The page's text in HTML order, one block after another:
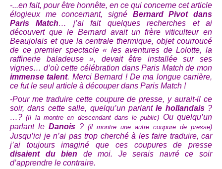
-...en fait, pour être honnête, en ce qui concerne cet article
élogieux me concernant, signé Bernard Pivot dans
Paris Match… j’ai fait quelques recherches et ai
découvert que le Bernard avait unfrère viticulteuren
Beaujolais et que la centrale thermique, objet courroucé
de ce premier spectacle « les aventures de Lolotte, la
raffinerie baladeuse », devait être installéesur ses
vignes… d’où cette célébration dans Paris Match de mon
immense talent. Merci Bernard ! De ma longue carrière,
ce fut le seul article à découper dans Paris Match !
-Pour me traduire cette coupure de presse, y aurait-il ce
soir, dans cette salle, quelqu’un parlantle hollandais ?
…?(Il la montre en descendant dans le public) Ou quelqu’un
parlant le Danois ? (il montre une autre coupure de presse)
Jusqu’ici je n’ai pas trop cherché à les faire traduire, car
j’ai toujours imaginé que ces coupures de presse
disaient du bien de moi. Je serais navré ce soir
d’apprendre le contraire.